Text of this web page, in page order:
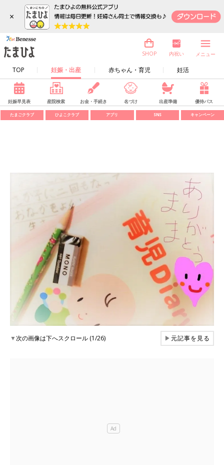
×
TOP 妊娠・出産 赤ちゃん・育児 妊活
SHOP 内祝い メニュー
妊娠早見表 産院検索 お金・手続き 名づけ 出産準備 優待パス
たまごクラブ ひよこクラブ アプリ SNS キャンペーン
▼次の画像は下へスクロール (1/26) ▶元記事を見る